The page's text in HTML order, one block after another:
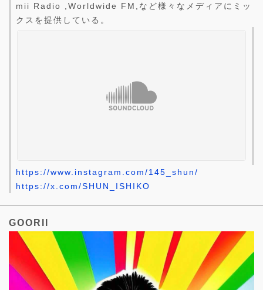
mii Radio ,Worldwide FM,など様々なメディアにミッ
クスを提供している。
https://www.instagram.com/145_shun/
https://x.com/SHUN_ISHIKO
GOORII